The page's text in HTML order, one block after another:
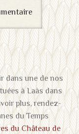
dans une de nos
à Laàs dans
plus, rendez-
du Temps
du Château de